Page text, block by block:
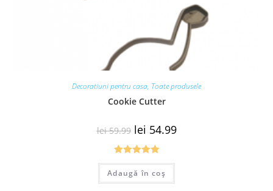
Decoratiuni pentru casa, Toate produsele
Cookie Cutter
lei59.99 lei 54.99
Evaluat la
5.00din 5
Adaugă în coș